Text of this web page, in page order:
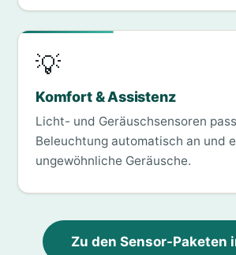
💡
Komfort & Assistenz
Licht- und Geräuschsensoren
Beleuchtung automatisch an und
ungewöhnliche Geräusche.
Zu den Sensor-Paketen